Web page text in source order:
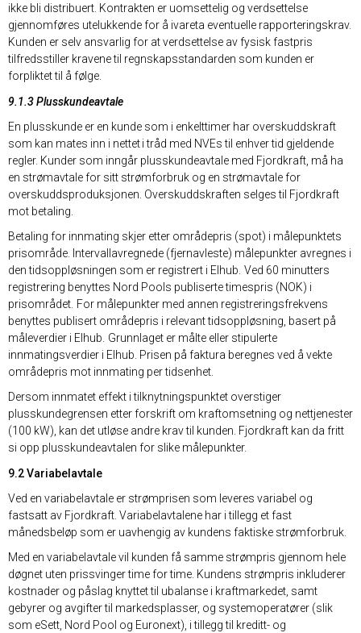
ikke bli distribuert. Kontrakten er uomsettelig og verdsettelse
gjennomføres utelukkende for å ivareta eventuelle rapporteringskrav.
Kunden er selv ansvarlig for at verdsettelse av fysisk fastpris
tilfredsstiller kravene til regnskapsstandarden som kunden er
forpliktet til å følge.
9.1.3 Plusskundeavtale
En plusskunde er en kunde som i enkelttimer har overskuddskraft
som kan mates inn i nettet i tråd med NVEs til enhver tid gjeldende
regler. Kunder som inngår plusskundeavtale med Fjordkraft, må ha
en strømavtale for sitt strømforbruk og en strømavtale for
overskuddsproduksjonen. Overskuddskraften selges til Fjordkraft
mot betaling.
Betaling for innmating skjer etter områdepris (spot) i målepunktets
prisområde. Intervallavregnede (fjernavleste) målepunkter avregnes i
den tidsoppløsningen som er registrert i Elhub. Ved 60 minutters
registrering benyttes Nord Pools publiserte timespris (NOK) i
prisområdet. For målepunkter med annen registreringsfrekvens
benyttes publisert områdepris i relevant tidsoppløsning, basert på
måleverdier i Elhub. Grunnlaget er målte eller stipulerte
innmatingsverdier i Elhub. Prisen på faktura beregnes ved å vekte
områdepris mot innmating per tidsenhet.
Dersom innmatet effekt i tilknytningspunktet overstiger
plusskundegrensen etter forskrift om kraftomsetning og nettjenester
(100 kW), kan det utløse andre krav til kunden. Fjordkraft kan da fritt
si opp plusskundeavtalen for slike målepunkter.
9.2 Variabelavtale
Ved en variabelavtale er strømprisen som leveres variabel og
fastsatt av Fjordkraft. Variabelavtalene har i tillegg et fast
månedsbeløp som er uavhengig av kundens faktiske strømforbruk.
Med en variabelavtale vil kunden få samme strømpris gjennom hele
døgnet uten prissvinger time for time. Kundens strømpris inkluderer
kostnader og påslag knyttet til ubalanse i kraftmarkedet, samt
gebyrer og avgifter til markedsplasser, og systemoperatører (slik
som eSett, Nord Pool og Euronext), i tillegg til kreditt- og